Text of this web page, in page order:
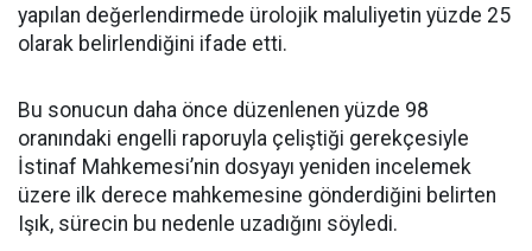
yapılan değerlendirmede ürolojik maluliyetin yüzde 25
olarak belirlendiğini ifade etti.
Bu sonucun daha önce düzenlenen yüzde 98
oranındaki engelli raporuyla çeliştiği gerekçesiyle
İstinaf Mahkemesi’nin dosyayı yeniden incelemek
üzere ilk derece mahkemesine gönderdiğini belirten
Işık, sürecin bu nedenle uzadığını söyledi.